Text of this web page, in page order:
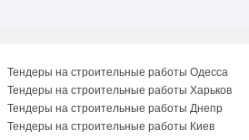
Тендеры на строительные работы Одесса
Тендеры на строительные работы Харьков
Тендеры на строительные работы Днепр
Тендеры на строительные работы Киев